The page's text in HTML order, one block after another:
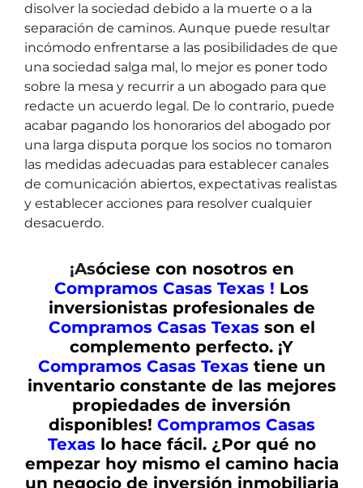
disolver la sociedad debido a la muerte o a la
separación de caminos. Aunque puede resultar
incómodo enfrentarse a las posibilidades de que
una sociedad salga mal, lo mejor es poner todo
sobre la mesa y recurrir a un abogado para que
redacte un acuerdo legal. De lo contrario, puede
acabar pagando los honorarios del abogado por
una larga disputa porque los socios no tomaron
las medidas adecuadas para establecer canales
de comunicación abiertos, expectativas realistas
y establecer acciones para resolver cualquier
desacuerdo.
¡Asóciese con nosotros en
Compramos Casas Texas ! Los
inversionistas profesionales de
Compramos Casas Texas son el
complemento perfecto. ¡Y
Compramos Casas Texas tiene un
inventario constante de las mejores
propiedades de inversión
disponibles! Compramos Casas
Texas lo hace fácil. ¿Por qué no
empezar hoy mismo el camino hacia
un negocio de inversión inmobiliaria